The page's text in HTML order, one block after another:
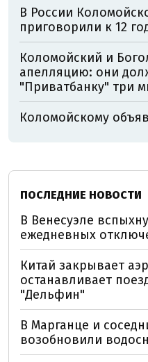
В России
приговорили к 12
Коломойский и
апелляцию: они
"Приватбанку" три
Коломойскому
ПОСЛЕДНИЕ НОВОСТИ
В Венесуэле
ежедневных
Китай закрывает
останавливает
"Дельфин"
В Марганце и
возобновили